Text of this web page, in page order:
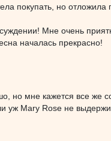
покупать, но
Мне очень
началась прекрасно!
но мне кажется все же
Mary Rose не